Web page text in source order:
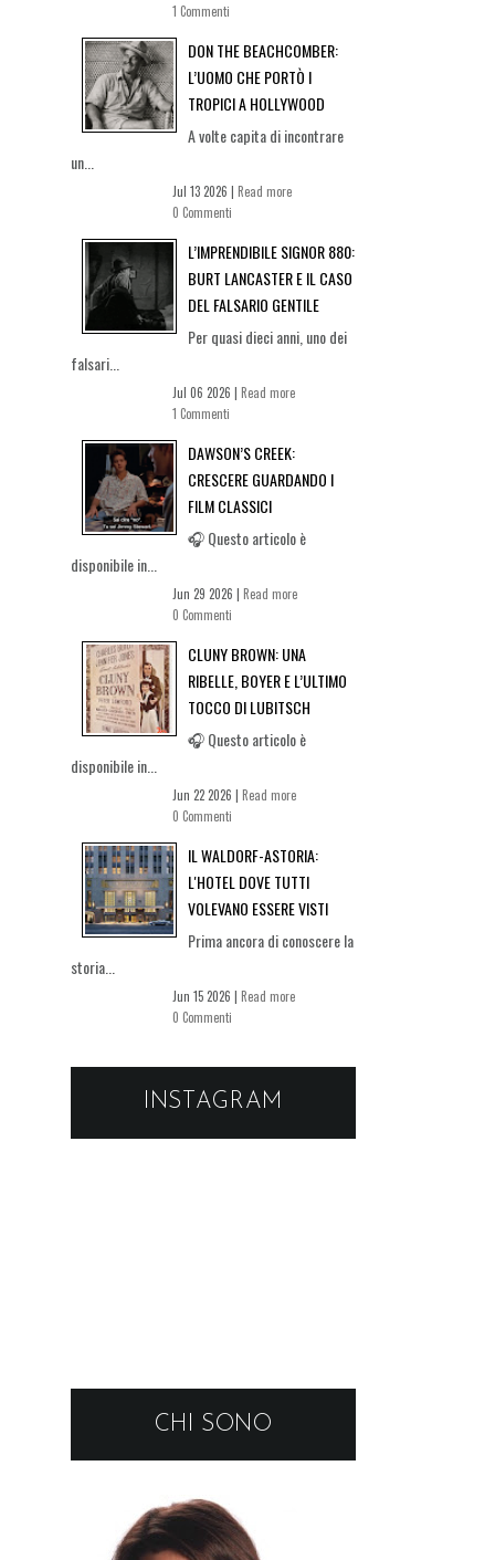
1 Commenti
DON THE BEACHCOMBER:
L’UOMO CHE PORTÒ I
TROPICI A HOLLYWOOD
A volte capita di incontrare
un...
Jul 13 2026 | Read more
0 Commenti
L’IMPRENDIBILE SIGNOR 880:
BURT LANCASTER E IL CASO
DEL FALSARIO GENTILE
Per quasi dieci anni, uno dei
falsari...
Jul 06 2026 | Read more
1 Commenti
DAWSON’S CREEK:
CRESCERE GUARDANDO I
FILM CLASSICI
🎧 Questo articolo è
disponibile in...
Jun 29 2026 | Read more
0 Commenti
CLUNY BROWN: UNA
RIBELLE, BOYER E L’ULTIMO
TOCCO DI LUBITSCH
🎧 Questo articolo è
disponibile in...
Jun 22 2026 | Read more
0 Commenti
IL WALDORF-ASTORIA:
L'HOTEL DOVE TUTTI
VOLEVANO ESSERE VISTI
Prima ancora di conoscere la
storia...
Jun 15 2026 | Read more
0 Commenti
INSTAGRAM
CHI SONO